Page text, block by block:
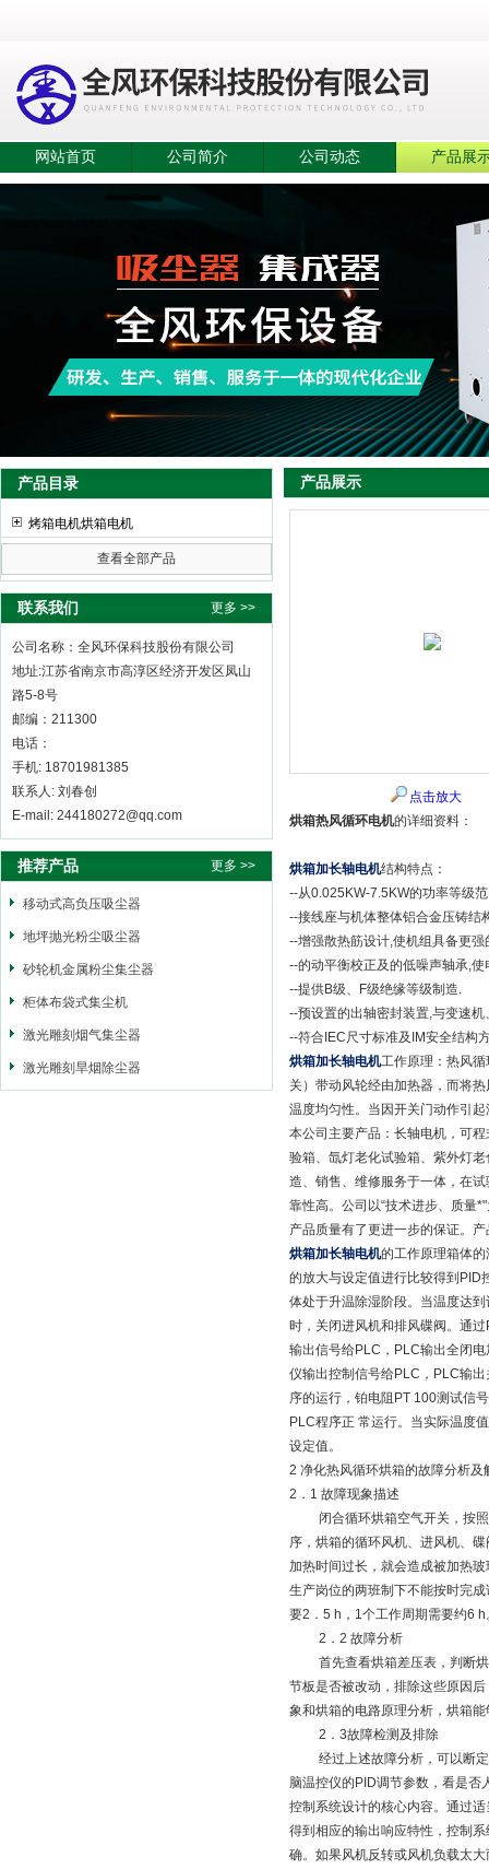
网站首页 公司简介 公司动态 产品展
产品目录
烤箱电机烘箱电机
查看全部产品
联系我们 更多 >>
公司名称：全风环保科技股份有限公司
地址:江苏省南京市高淳区经济开发区凤山
路5-8号
邮编：211300
电话：
手机: 18701981385
联系人: 刘春创
E-mail: 244180272@qq.com
推荐产品 更多 >>
移动式高负压吸尘器
地坪抛光粉尘吸尘器
砂轮机金属粉尘集尘器
柜体布袋式集尘机
激光雕刻烟气集尘器
激光雕刻旱烟除尘器
产品展示
点击放大
烘箱热风循环电机的详细资料：
烘箱加长轴电机结构特点：
--从0.025KW-7.5KW的功率等级
--接线座与机体整体铝合金压铸结
--增强散热筋设计,使机组具备更
--的动平衡校正及的低噪声轴承,
--提供B级、F级绝缘等级制造.
--预设置的出轴密封装置,与变速
--符合IEC尺寸标准及IM安全结构
烘箱加长轴电机工作原理：热风
关）带动风轮经由加热器，而将
温度均匀性。当因开关门动作引
本公司主要产品：长轴电机，可
验箱、氙灯老化试验箱、紫外灯
造、销售、维修服务于一体，在
靠性高。公司以“技术进步、质量
产品质量有了更进一步的保证。
烘箱加长轴电机的工作原理箱体
的放大与设定值进行比较得到PID
体处于升温除湿阶段。当温度达
时，关闭进风机和排风碟阀。通
输出信号给PLC，PLC输出全闭
仪输出控制信号给PLC，PLC输
序的运行，铂电阻PT 100测试信
PLC程序正 常运行。当实际温度
设定值。
2 净化热风循环烘箱的故障分析及
2．1 故障现象描述
闭合循环烘箱空气开关，按照
序，烘箱的循环风机、进风机、
加热时间过长，就会造成被加热
生产岗位的两班制下不能按时完
要2．5 h，1个工作周期需要约6 h
2．2 故障分析
首先查看烘箱差压表，判断烘
节板是否被改动，排除这些原因
象和烘箱的电路原理分析，烘箱
2．3故障检测及排除
经过上述故障分析，可以断定
脑温控仪的PID调节参数，看是否
控制系统设计的核心内容。通过
得到相应的输出响应特性，控制
确。如果风机反转或风机负载太